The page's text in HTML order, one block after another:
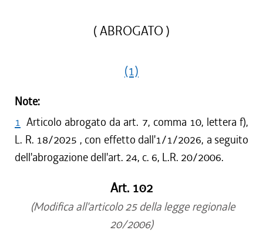
( ABROGATO )
(1)
Note:
1 Articolo abrogato da art. 7, comma 10, lettera f),
L. R. 18/2025 , con effetto dall'1/1/2026, a seguito
dell'abrogazione dell'art. 24, c. 6, L.R. 20/2006.
Art. 102
(Modifica all'articolo 25 della legge regionale
20/2006)